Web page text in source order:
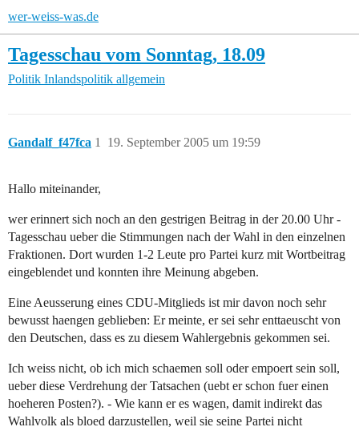
wer-weiss-was.de
Tagesschau vom Sonntag, 18.09
Politik Inlandspolitik allgemein
Gandalf_f47fca 19. September 2005 um 19:59
1
Hallo miteinander,
wer erinnert sich noch an den gestrigen Beitrag in der 20.00 Uhr -
Tagesschau ueber die Stimmungen nach der Wahl in den einzelnen
Fraktionen. Dort wurden 1-2 Leute pro Partei kurz mit Wortbeitrag
eingeblendet und konnten ihre Meinung abgeben.
Eine Aeusserung eines CDU-Mitglieds ist mir davon noch sehr
bewusst haengen geblieben: Er meinte, er sei sehr enttaeuscht von
den Deutschen, dass es zu diesem Wahlergebnis gekommen sei.
Ich weiss nicht, ob ich mich schaemen soll oder empoert sein soll,
ueber diese Verdrehung der Tatsachen (uebt er schon fuer einen
hoeheren Posten?). - Wie kann er es wagen, damit indirekt das
Wahlvolk als bloed darzustellen, weil sie seine Partei nicht